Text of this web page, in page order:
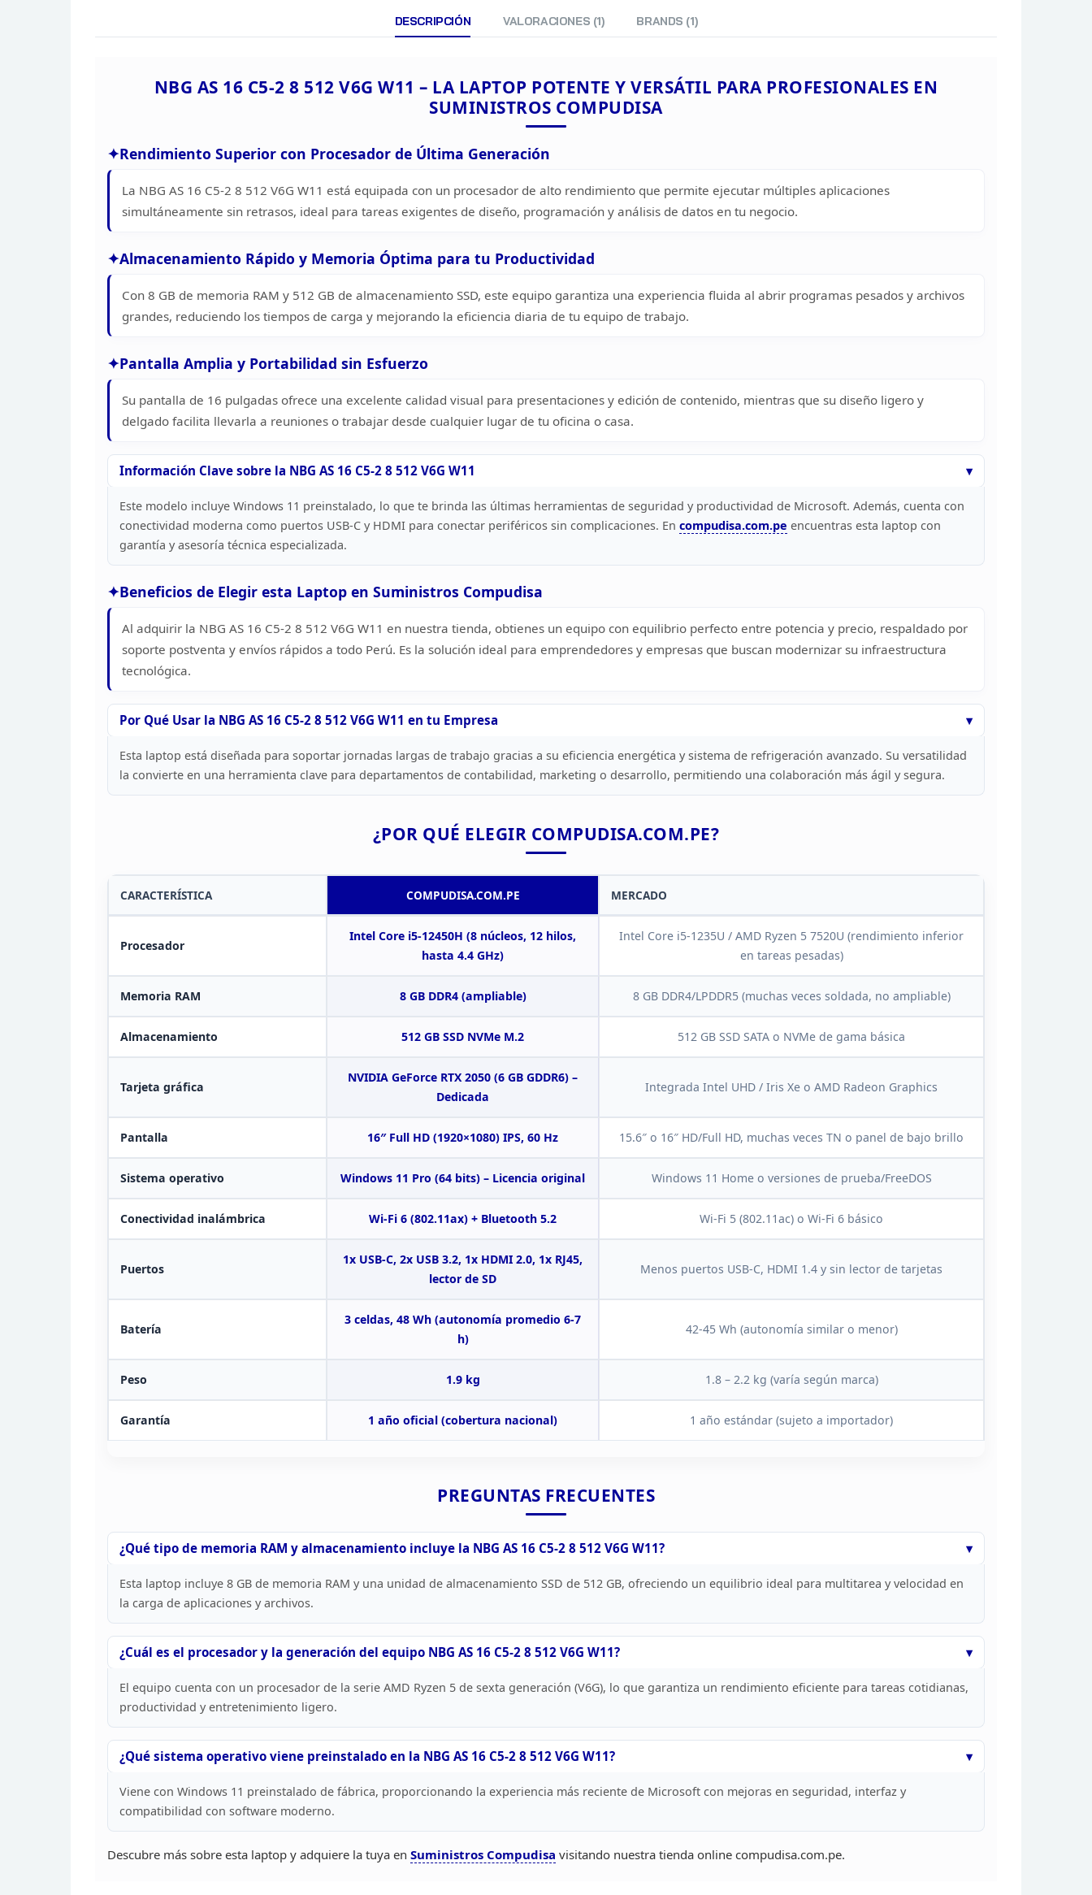
DESCRIPCIÓN VALORACIONES (1) BRANDS (1)
NBG AS 16 C5-2 8 512 V6G W11 – LA LAPTOP POTENTE Y VERSÁTIL PARA PROFESIONALES EN
SUMINISTROS COMPUDISA
Rendimiento Superior con Procesador de Última Generación
La NBG AS 16 C5-2 8 512 V6G W11 está equipada con un procesador de alto rendimiento que permite ejecutar múltiples aplicaciones
simultáneamente sin retrasos, ideal para tareas exigentes de diseño, programación y análisis de datos en tu negocio.
Almacenamiento Rápido y Memoria Óptima para tu Productividad
Con 8 GB de memoria RAM y 512 GB de almacenamiento SSD, este equipo garantiza una experiencia fluida al abrir programas pesados y archivos
grandes, reduciendo los tiempos de carga y mejorando la eficiencia diaria de tu equipo de trabajo.
Pantalla Amplia y Portabilidad sin Esfuerzo
Su pantalla de 16 pulgadas ofrece una excelente calidad visual para presentaciones y edición de contenido, mientras que su diseño ligero y
delgado facilita llevarla a reuniones o trabajar desde cualquier lugar de tu oficina o casa.
Información Clave sobre la NBG AS 16 C5-2 8 512 V6G W11
Este modelo incluye Windows 11 preinstalado, lo que te brinda las últimas herramientas de seguridad y productividad de Microsoft. Además, cuenta con
conectividad moderna como puertos USB-C y HDMI para conectar periféricos sin complicaciones. En compudisa.com.pe encuentras esta laptop con
garantía y asesoría técnica especializada.
Beneficios de Elegir esta Laptop en Suministros Compudisa
Al adquirir la NBG AS 16 C5-2 8 512 V6G W11 en nuestra tienda, obtienes un equipo con equilibrio perfecto entre potencia y precio, respaldado por
soporte postventa y envíos rápidos a todo Perú. Es la solución ideal para emprendedores y empresas que buscan modernizar su infraestructura
tecnológica.
Por Qué Usar la NBG AS 16 C5-2 8 512 V6G W11 en tu Empresa
Esta laptop está diseñada para soportar jornadas largas de trabajo gracias a su eficiencia energética y sistema de refrigeración avanzado. Su versatilidad
la convierte en una herramienta clave para departamentos de contabilidad, marketing o desarrollo, permitiendo una colaboración más ágil ysegura.
¿POR QUÉ ELEGIR COMPUDISA.COM.PE?
CARACTERÍSTICA COMPUDISA.COM.PE MERCADO
Procesador
Intel Core i5-12450H (8 núcleos, 12 hilos,
hasta 4.4 GHz)
Intel Core i5-1235U / AMD Ryzen 5 7520U (rendimiento inferior
en tareas pesadas)
Memoria RAM 8 GB DDR4 (ampliable) 8 GBDDR4/LPDDR5 (muchas veces soldada, no ampliable)
Almacenamiento 512 GB SSD NVMe M.2 512 GB SSD SATA o NVMe de gama básica
Tarjeta gráfica
NVIDIA GeForce RTX2050 (6 GB GDDR6) –
Dedicada
Integrada Intel UHD / Iris Xe o AMD Radeon Graphics
Pantalla 16″ Full HD (1920×1080) IPS, 60 Hz 15.6″ o 16″ HD/Full HD, muchas veces TN o panel de bajo brillo
Sistema operativo Windows 11 Pro (64 bits) – Licencia original Windows 11 Home o versiones de prueba/FreeDOS
Conectividad inalámbrica Wi-Fi 6 (802.11ax) + Bluetooth 5.2 Wi-Fi 5 (802.11ac) o Wi-Fi 6 básico
Puertos
1x USB-C, 2x USB 3.2, 1x HDMI 2.0, 1x RJ45,
lector de SD
Menos puertos USB-C, HDMI 1.4 y sin lector de tarjetas
Batería
3 celdas, 48 Wh (autonomía promedio 6-7
h)
42-45 Wh (autonomía similar o menor)
Peso 1.9 kg 1.8 –2.2 kg (varía según marca)
Garantía 1 año oficial (cobertura nacional) 1 año estándar (sujeto a importador)
PREGUNTAS FRECUENTES
¿Qué tipo de memoria RAM y almacenamiento incluye la NBG AS 16 C5-2 8 512 V6G W11?
Esta laptop incluye 8 GB de memoria RAM y una unidad de almacenamiento SSD de 512 GB, ofreciendo un equilibrio ideal para multitarea y velocidad en
la carga de aplicaciones y archivos.
¿Cuál es el procesador y la generación del equipo NBG AS 16 C5-2 8 512 V6G W11?
El equipo cuenta con un procesador de la serie AMD Ryzen 5 de sexta generación (V6G), lo que garantiza un rendimiento eficiente para tareas cotidianas,
productividad y entretenimiento ligero.
¿Qué sistema operativo viene preinstalado en la NBG AS 16 C5-2 8 512 V6G W11?
Viene con Windows 11 preinstalado de fábrica, proporcionando la experiencia más reciente de Microsoft con mejoras en seguridad, interfaz y
compatibilidad con software moderno.
Descubre más sobre esta laptop y adquiere la tuya en Suministros Compudisa visitando nuestra tienda online compudisa.com.pe.